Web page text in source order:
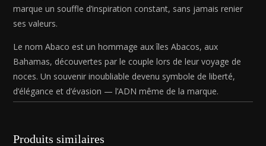
marque un souffle d’inspiration constant, sans jamais renier
ses valeurs.
Le nom Abaco est un hommage aux îles Abacos, aux
Bahamas, découvertes par le couple lors de leur voyage de
noces. Un souvenir inoubliable devenu symbole de liberté,
d’élégance et d’évasion — l’ADN même de la marque.
Produits similaires